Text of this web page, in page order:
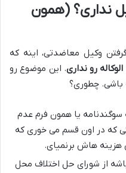
نداری؟ (همون
وکیل معاضدتی، اینه که
رو نداری. این موضوع رو
باشی. چطوری؟
سوگندنامه یا همون فرم عدم
که در اون قسم می خوری که
هزینه هاش برنمیای.
از شورای حل اختلاف محل